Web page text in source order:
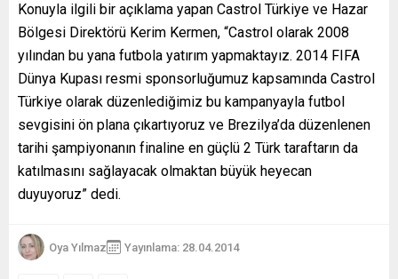
Konuyla ilgili bir açıklama yapan Castrol Türkiye ve Hazar
Bölgesi Direktörü Kerim Kermen, “Castrol olarak 2008
yılından bu yana futbola yatırım yapmaktayız. 2014 FIFA
Dünya Kupası resmi sponsorluğumuz kapsamında Castrol
Türkiye olarak düzenlediğimiz bu kampanyayla futbol
sevgisini ön plana çıkartıyoruz ve Brezilya’da düzenlenen
tarihi şampiyonanın finaline en güçlü 2 Türk taraftarın da
katılmasını sağlayacak olmaktan büyük heyecan
duyuyoruz” dedi.
Oya Yılmaz Yayınlama: 28.04.2014